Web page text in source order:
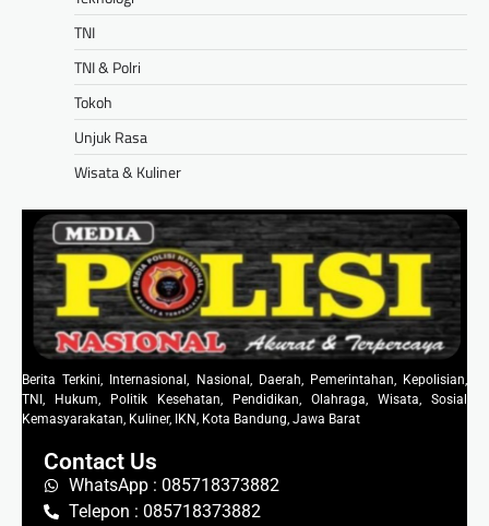
TNI
TNI & Polri
Tokoh
Unjuk Rasa
Wisata & Kuliner
Berita Terkini, Internasional, Nasional, Daerah, Pemerintahan, Kepolisian,
TNI, Hukum, Politik Kesehatan, Pendidikan, Olahraga, Wisata, Sosial
Kemasyarakatan, Kuliner, IKN, Kota Bandung, Jawa Barat
Contact Us
WhatsApp : 085718373882
Telepon : 085718373882